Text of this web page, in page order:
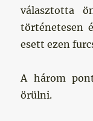
választotta
történetesen
esett ezen
A három
örülni.